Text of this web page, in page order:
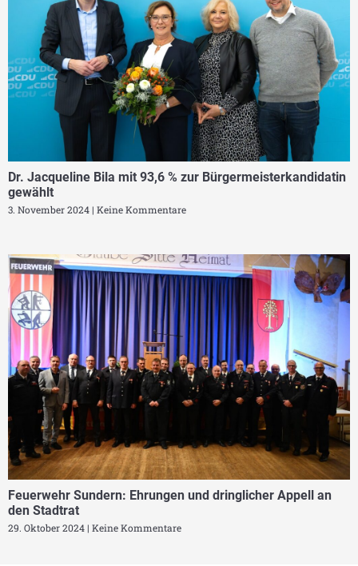
Dr. Jacqueline Bila mit 93,6 % zur Bürgermeisterkandidatin
gewählt
3. November 2024 Keine Kommentare
Feuerwehr Sundern: Ehrungen und dringlicher Appell an
den Stadtrat
29. Oktober 2024 Keine Kommentare